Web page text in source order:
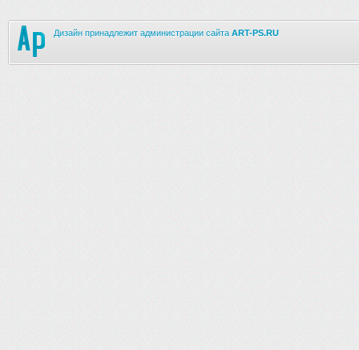
Дизайн принадлежит администрации сайта ART-PS.RU